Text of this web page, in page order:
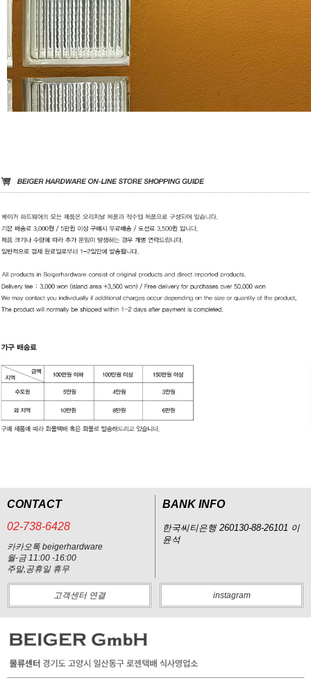
CONTACT
02-738-6428
카카오톡 beigerhardware
월-금 11:00 -16:00
주말,공휴일 휴무
BANK INFO
한국씨티은행 260130-88-26101 이
윤석
고객센터 연결 instagram